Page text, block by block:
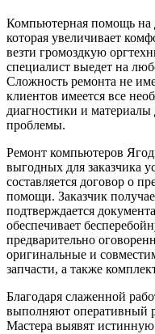
Компьютерная помощь на
которая увеличивает
везти громоздкую
специалист выедет на
Сложность ремонта не
клиентов имеется все
диагностики и
проблемы.
Ремонт компьютеров
выгодных для заказчика
составляется договор о
помощи. Заказчик
подтверждается
обеспечивает
предварительно
оригинальные и
запчасти, а также
Благодаря слаженной
выполняют оперативный
Мастера выявят